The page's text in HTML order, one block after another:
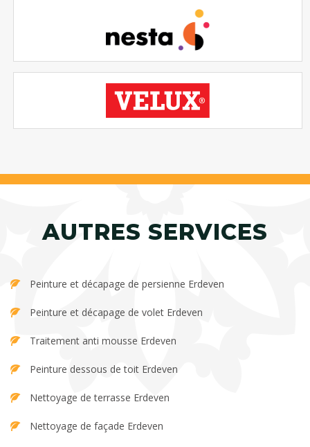
AUTRES SERVICES
Peinture et décapage de persienne Erdeven
Peinture et décapage de volet Erdeven
Traitement anti mousse Erdeven
Peinture dessous de toit Erdeven
Nettoyage de terrasse Erdeven
Nettoyage de façade Erdeven